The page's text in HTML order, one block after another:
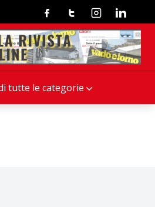
tutte le categorie
FacebookTwitterInstagramLinkedin